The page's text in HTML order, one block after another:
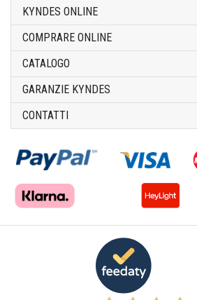
KYNDES ONLINE
COMPRARE ONLINE
CATALOGO
GARANZIE KYNDES
CONTATTI